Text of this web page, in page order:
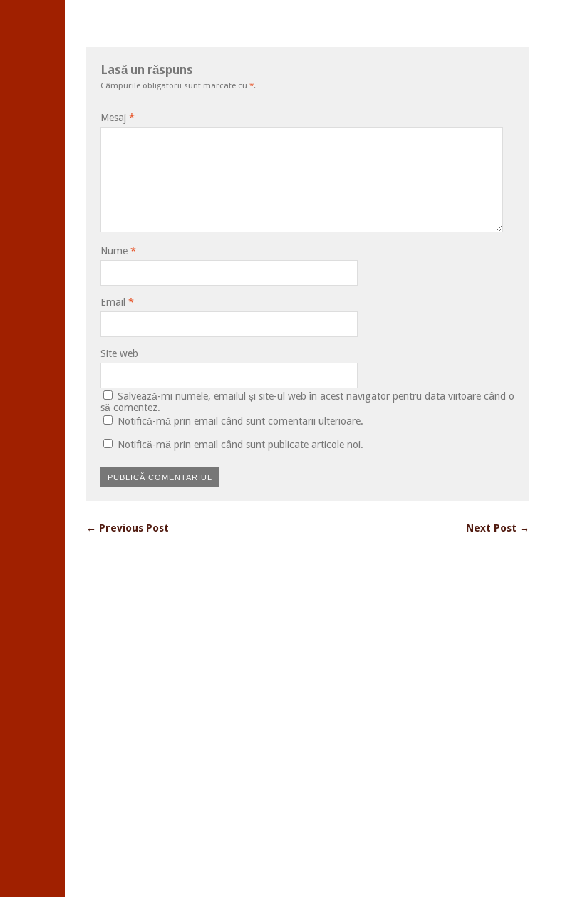
Lasă un răspuns
Câmpurile obligatorii sunt marcate cu *.
Mesaj *
Nume *
Email *
Site web
Salvează-mi numele, emailul și site-ul web în acest navigator pentru data viitoare când o
să comentez.
Notifică-mă prin email când sunt comentarii ulterioare.
Notifică-mă prin email când sunt publicate articole noi.
← Previous Post Next Post →